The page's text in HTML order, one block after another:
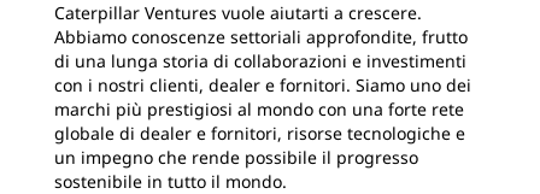
Caterpillar Ventures vuole aiutarti a crescere.
Abbiamo conoscenze settoriali approfondite, frutto
di una lunga storia di collaborazioni e investimenti
con i nostri clienti, dealer e fornitori. Siamo uno dei
marchi più prestigiosi al mondo con una forte rete
globale di dealer e fornitori, risorse tecnologiche e
un impegno che rende possibile il progresso
sostenibile in tutto il mondo.